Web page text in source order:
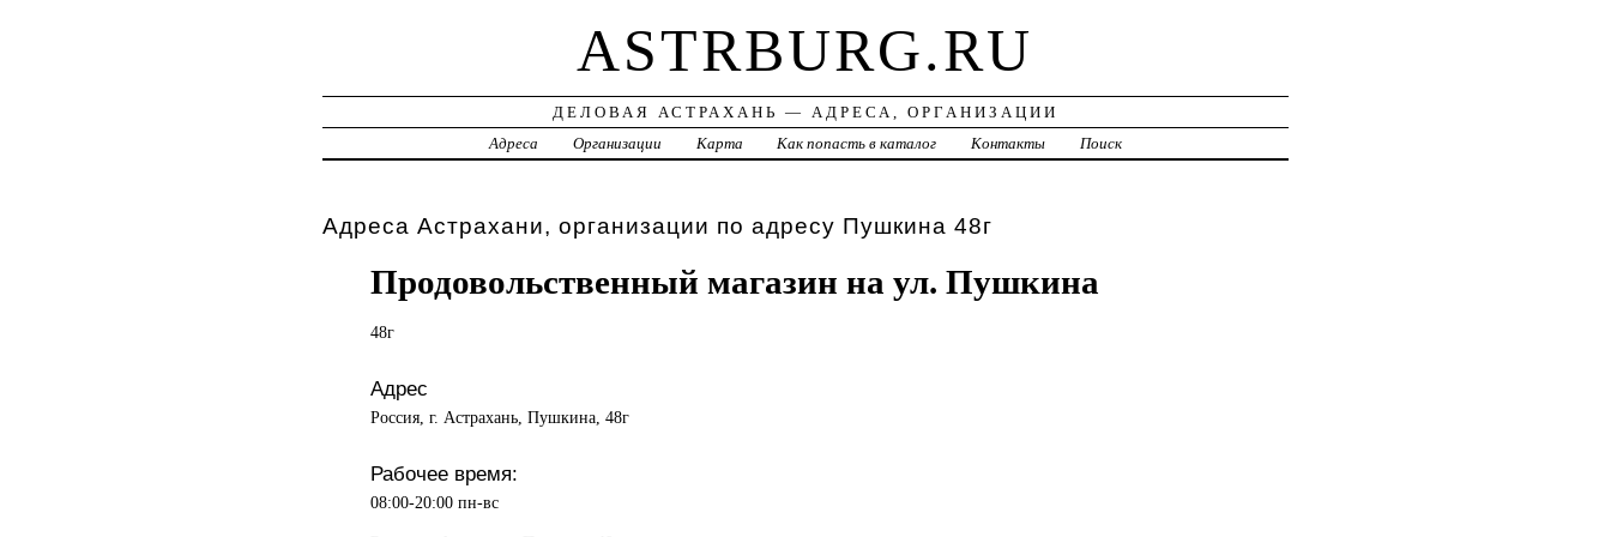
ASTRBURG.RU
ДЕЛОВАЯ АСТРАХАНЬ — АДРЕСА, ОРГАНИЗАЦИИ
Адреса
Организации Карта Как попасть в каталог Контакты Поиск
Адреса Астрахани, организации по адресу Пушкина 48г
Продовольственный магазин на ул. Пушкина
48г
Адрес
Россия, г. Астрахань, Пушкина, 48г
Рабочее время:
08:00-20:00 пн-вс